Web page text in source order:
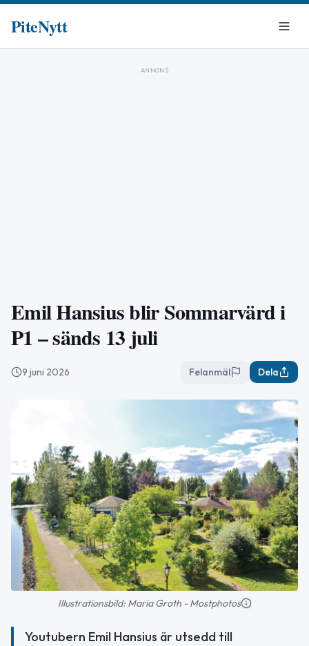
PiteNytt
ANNONS
Emil Hansius blir Sommarvärd i
P1 – sänds 13 juli
9 juni 2026 Felanmäl Dela
Illustrationsbild: Maria Groth - Mostphotos
Youtubern Emil Hansius är utsedd till